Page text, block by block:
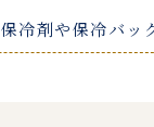
保冷剤や保冷バッ